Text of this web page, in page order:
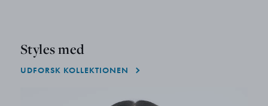
Styles med
UDFORSK KOLLEKTIONEN